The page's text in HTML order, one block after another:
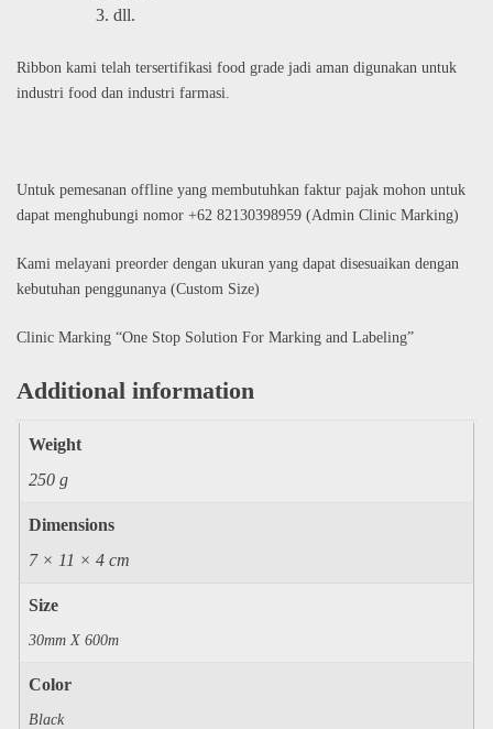
dll.
Ribbon kami telah tersertifikasi food grade jadi aman digunakan untuk
industri food dan industri farmasi.
Untuk pemesanan offline yang membutuhkan faktur pajak mohon untuk
dapat menghubungi nomor +62 82130398959 (Admin Clinic Marking)
Kami melayani preorder dengan ukuran yang dapat disesuaikan dengan
kebutuhan penggunanya (Custom Size)
Clinic Marking “One Stop Solution For Marking and Labeling”
Additional information
Weight
250 g
Dimensions
7 × 11 × 4 cm
Size
30mm X 600m
Color
Black